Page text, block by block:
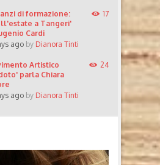
di formazione:
a Tangeri'
Cardi
ago by Dianora Tinti
17
Artistico
parla Chiara
ago by Dianora Tinti
24